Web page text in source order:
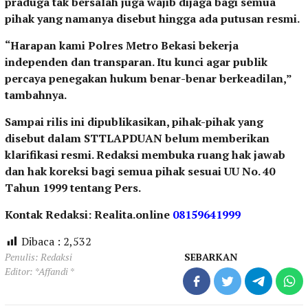
pihak yang namanya disebut hingga ada putusan resmi.
“Harapan kami Polres Metro Bekasi bekerja
independen dan transparan. Itu kunci agar publik
percaya penegakan hukum benar-benar berkeadilan,”
tambahnya.
Sampai rilis ini dipublikasikan, pihak-pihak yang
disebut dalam STTLAPDUAN belum memberikan
klarifikasi resmi. Redaksi membuka ruang hak jawab
dan hak koreksi bagi semua pihak sesuai UU No. 40
Tahun 1999 tentang Pers.
Kontak Redaksi: Realita.online 08159641999
Dibaca : 2,532
Penulis: Redaksi
Editor: *Affandi *
SEBARKAN